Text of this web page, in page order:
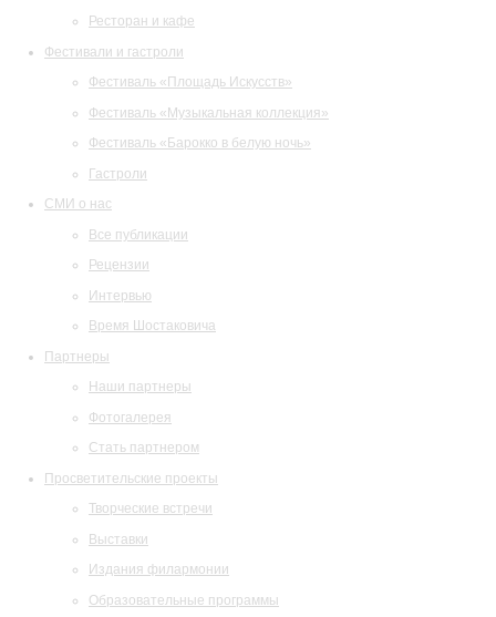
Ресторан и кафе
Фестивали и гастроли
Фестиваль «Площадь Искусств»
Фестиваль «Музыкальная коллекция»
Фестиваль «Барокко в белую ночь»
Гастроли
СМИ о нас
Все публикации
Рецензии
Интервью
Время Шостаковича
Партнеры
Наши партнеры
Фотогалерея
Стать партнером
Просветительские проекты
Творческие встречи
Выставки
Издания филармонии
Образовательные программы